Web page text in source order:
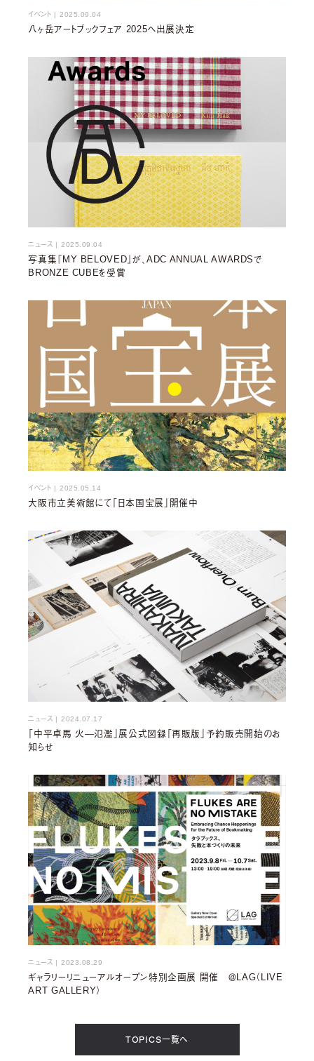
イベント | 2025.09.04
八ヶ岳アートブックフェア 2025へ出展決定
ニュース | 2025.09.04
写真集『MY BELOVED』が、ADC ANNUAL AWARDSで
BRONZE CUBEを受賞
イベント 2025.05.14
大阪市立美術館にて「日本国宝展」開催中
ニュース | 2024.07.17
「中平卓⾺ ⽕―氾濫」展公式図録「再販版」予約販売開始のお
知らせ
ニュース | 2023.08.29
ギャラリーリニューアルオープン特別企画展 開催 ＠LAG（LIVE
ART GALLERY）
TOPICS一覧へ